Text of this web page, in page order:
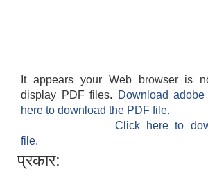
It appears your Web browser is
display PDF files.
Download
here to download the PDF file.
Click here to
file.
प्रकार: